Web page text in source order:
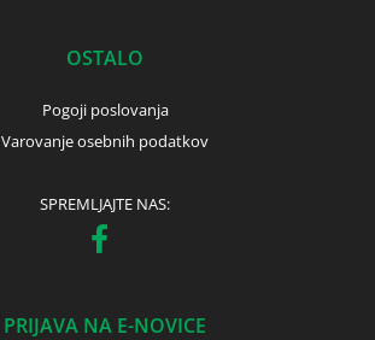
OSTALO
Pogoji poslovanja
Varovanje osebnih podatkov
SPREMLJAJTE NAS:
PRIJAVA NA E-NOVICE